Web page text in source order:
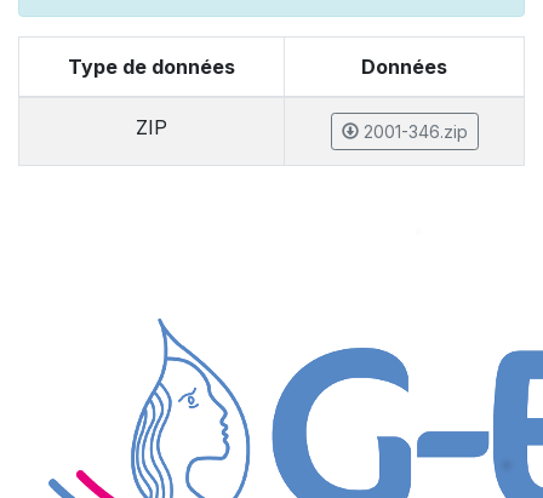
Type de données Données
ZIP 2001-346.zip